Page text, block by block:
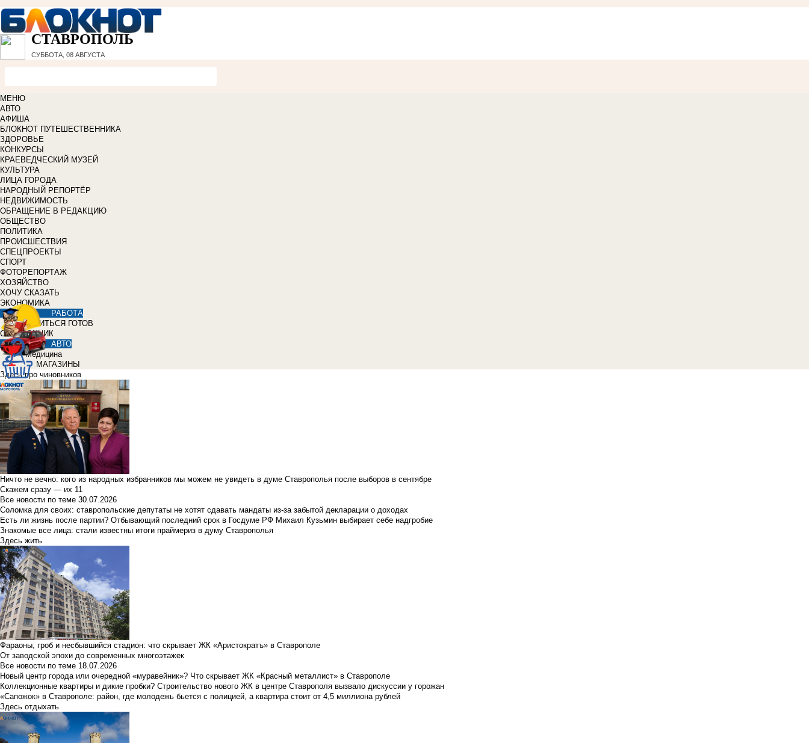
СТАВРОПОЛЬ
СУББОТА, 08 АВГУСТА
МЕНЮ
АВТО
АФИША
БЛОКНОТ ПУТЕШЕСТВЕННИКА
ЗДОРОВЬЕ
КОНКУРСЫ
КРАЕВЕДЧЕСКИЙ МУЗЕЙ
КУЛЬТУРА
ЛИЦА ГОРОДА
НАРОДНЫЙ РЕПОРТЁР
НЕДВИЖИМОСТЬ
ОБРАЩЕНИЕ В РЕДАКЦИЮ
ОБЩЕСТВО
ПОЛИТИКА
ПРОИСШЕСТВИЯ
СПЕЦПРОЕКТЫ
СПОРТ
ФОТОРЕПОРТАЖ
ХОЗЯЙСТВО
ХОЧУ СКАЗАТЬ
ЭКОНОМИКА
РАБОТА
УЧИТЬСЯ ГОТОВ
СПРАВОЧНИК
АВТО
Медицина
МАГАЗИНЫ
Здесь про чиновников
Ничто не вечно: кого из народных избранников мы можем не увидеть в думе Ставрополья после выборов в сентябре
Скажем сразу — их 11
Все новости по теме 30.07.2026
Соломка для своих: ставропольские депутаты не хотят сдавать мандаты из-за забытой декларации о доходах
Есть ли жизнь после партии? Отбывающий последний срок в Госдуме РФ Михаил Кузьмин выбирает себе надгробие
Знакомые все лица: стали известны итоги праймериз в думу Ставрополья
Здесь жить
Фараоны, гроб и несбывшийся стадион: что скрывает ЖК «Аристократъ» в Ставрополе
От заводской эпохи до современных многоэтажек
Все новости по теме 18.07.2026
Новый центр города или очередной «муравейник»? Что скрывает ЖК «Красный металлист» в Ставрополе
Коллекционные квартиры и дикие пробки? Строительство нового ЖК в центре Ставрополя вызвало дискуссии у горожан
«Сапожок» в Ставрополе: район, где молодежь бьется с полицией, а квартира стоит от 4,5 миллиона рублей
Здесь отдыхать